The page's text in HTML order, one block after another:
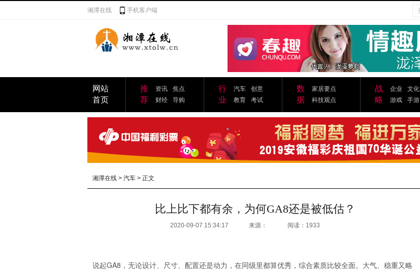
湘潭在线 手机客户端
网站
首页
推
荐
资讯
焦点
财经
导购
行
业
汽车
创意
教育
考试
数
据
家居要点
科技观点
战
略
企业
文化
游戏
手游
湘潭在线 > 汽车 > 正文
比上比下都有余，为何GA8还是被低估？
2020-09-07 15:34:17 来源： 阅读：1933
说起GA8，无论设计、尺寸、配置还是动力，在同级里都算优秀，综合素质比较全面。大气、稳重又略